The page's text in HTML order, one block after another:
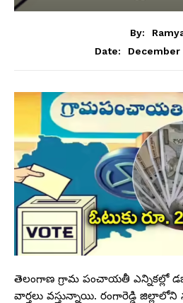
By:
Date:
December
తెలంగాణ గ్రామ పంచాయతీ ఎన్నికల్లో
వార్తలు వస్తున్నాయి. రంగారెడ్డి